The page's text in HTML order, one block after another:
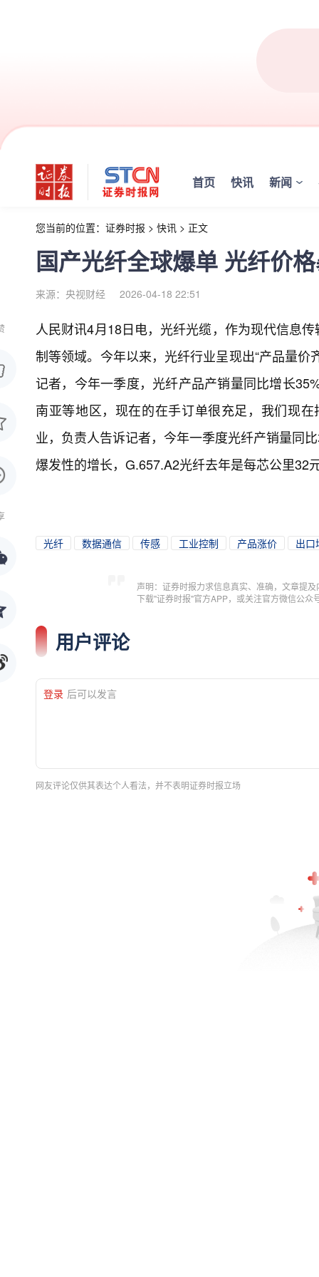
首页 快讯 新闻
您当前的位置： 证券时报 > 快讯 > 正文
国产光纤全球爆单 光纤价
来源：央视财经 2026-04-18 22:51
人民财讯4月18日电， 光纤光缆，作为现代信息
制等领域。今年以来，光纤行业呈现出“产品量
记者，今年一季度，光纤产品产销量同比增长
南亚等地区，现在的在手订单很充足，我们现
业，负责人告诉记者，今年一季度光纤产销量同
爆发性的增长，G.657.A2光纤去年是每芯公里32
光纤 数据通信 传感 工业控制 产品涨价 出口
声明：证券时报力求信息真实、准确，文章提
下载"证券时报"官方APP，或关注官方微信公
用户评论
登录 后可以发言
网友评论仅供其表达个人看法，并不表明证券时报立场